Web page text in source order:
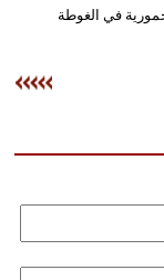
علوم
في الغوطة